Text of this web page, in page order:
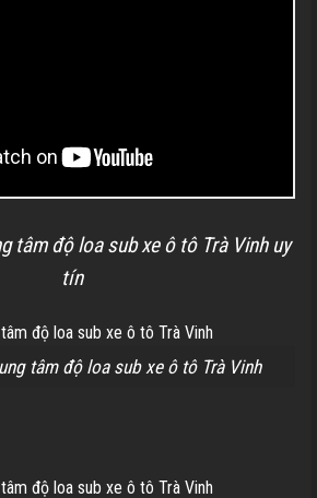
tâm độ loa sub xe ô tô Trà Vinh uy
tín
tâm độ loa sub xe ô tô Trà Vinh